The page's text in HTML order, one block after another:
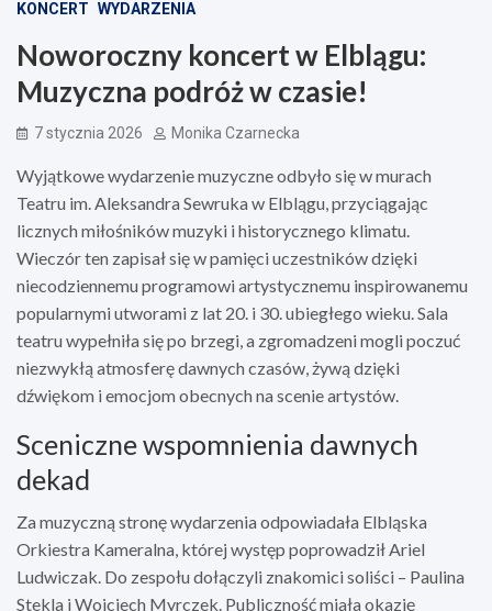
KONCERT WYDARZENIA
Noworoczny koncert w Elblągu:
Muzyczna podróż w czasie!
7 stycznia 2026 Monika Czarnecka
Wyjątkowe wydarzenie muzyczne odbyło się w murach
Teatru im. Aleksandra Sewruka w Elblągu, przyciągając
licznych miłośników muzyki i historycznego klimatu.
Wieczór ten zapisał się w pamięci uczestników dzięki
niecodziennemu programowi artystycznemu inspirowanemu
popularnymi utworami z lat 20. i 30. ubiegłego wieku. Sala
teatru wypełniła się po brzegi, a zgromadzeni mogli poczuć
niezwykłą atmosferę dawnych czasów, żywą dzięki
dźwiękom i emocjom obecnych na scenie artystów.
Sceniczne wspomnienia dawnych
dekad
Za muzyczną stronę wydarzenia odpowiadała Elbląska
Orkiestra Kameralna, której występ poprowadził Ariel
Ludwiczak. Do zespołu dołączyli znakomici soliści – Paulina
Stekla i Wojciech Myrczek. Publiczność miała okazję